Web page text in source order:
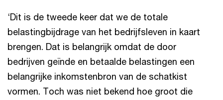
‘Dit is de tweede keer dat we de totale
belastingbijdrage van het bedrijfsleven in kaart
brengen. Dat is belangrijk omdat de door
bedrijven geïnde en betaalde belastingen een
belangrijke inkomstenbron van de schatkist
vormen. Toch was niet bekend hoe groot die